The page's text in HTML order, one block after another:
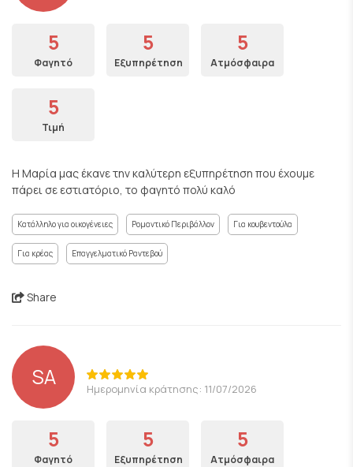
5
Φαγητό
5
Εξυπηρέτηση
5
Ατμόσφαιρα
5
Τιμή
Η Μαρία μας έκανε την καλύτερη εξυπηρέτηση που έχουμε
πάρει σε εστιατόριο, το φαγητό πολύ καλό
Κατάλληλο για οικογένειες Ρομαντικό Περιβάλλον Για κουβεντούλα
Για κρέας Επαγγελματικό Ραντεβού
Share
SA Ημερομηνία κράτησης: 11/07/2026
5
Φαγητό
5
Εξυπηρέτηση
5
Ατμόσφαιρα